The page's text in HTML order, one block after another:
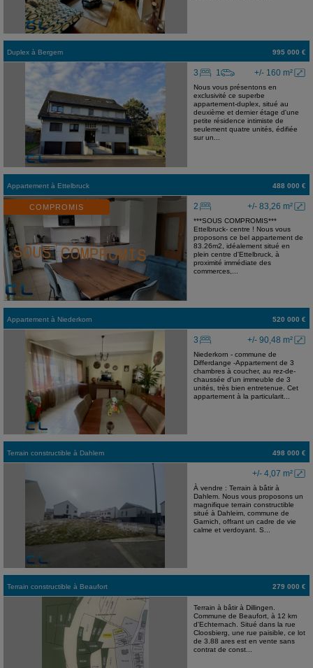
Duplex à Bergem 995 000 €
+/- 160 m²
3 1
Nous vous présentons en
exclusivité ce superbe
appartement-duplex, situé au
deuxième et dernier étage d'une
petite résidence intimiste de
seulement quatre unités, édifiée
sur un...
Appartement à Ettelbruck 488 000 €
COMPROMIS +/- 83,26 m²
2
***SOUS COMPROMIS***
Ettelbruck- centre ! Nous vous
proposons ce bel appartement de
83.26m2, idéalement situé en
plein centre d'Ettelbruck, à
proximité immédiate des
commerces,...
Appartement à Niederkorn 520 000 €
+/- 90,48 m²
3
Niederkorn - commune de
Differdange -Appartement de 3
chambres à coucher, au rez-de-
chaussée d'un immeuble de 3
unités, très bien entretenue. Cet
appartement à la particularit...
Terrain constructible à Dahlem 498 000 €
+/- 4,07 m²
À vendre : Terrain à bâtir à
Dahlem. Nous vous proposons un
magnifique terrain constructible
situé à Dahleim, commune de
Garnich, offrant un cadre de vie
calme et verdoyant. S...
Terrain constructible à Beaufort 279 000 €
Terrain à bâtir à Dillingen.
Commune de Beaufort, à 12 km
d'Echternach. Situé dans la rue
Cloosbierg, une rue paisible, ce lot
de 3.88 ares est en vente sans
contrat de const...